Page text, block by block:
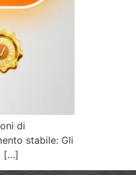
di
stabile: Gli
[…]